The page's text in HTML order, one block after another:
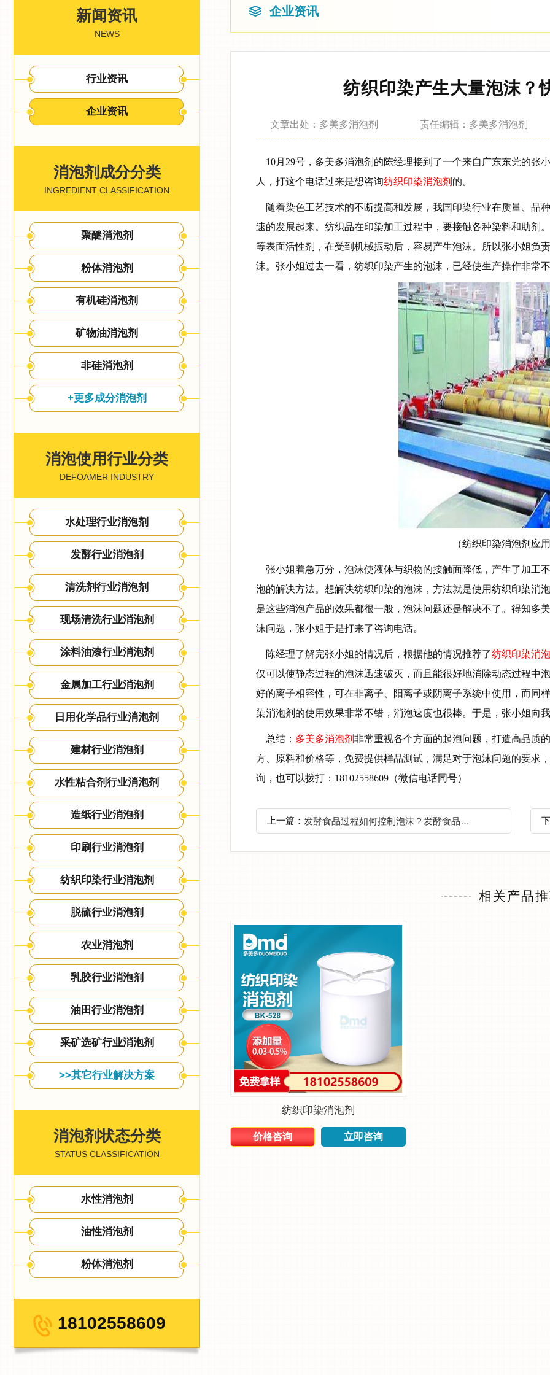
新闻资讯
NEWS
行业资讯
企业资讯
消泡剂成分分类
INGREDIENT CLASSIFICATION
聚醚消泡剂
粉体消泡剂
有机硅消泡剂
矿物油消泡剂
非硅消泡剂
+更多成分消泡剂
消泡使用行业分类
DEFOAMER INDUSTRY
水处理行业消泡剂
发酵行业消泡剂
清洗剂行业消泡剂
现场清洗行业消泡剂
涂料油漆行业消泡剂
金属加工行业消泡剂
日用化学品行业消泡剂
建材行业消泡剂
水性粘合剂行业消泡剂
造纸行业消泡剂
印刷行业消泡剂
纺织印染行业消泡剂
脱硫行业消泡剂
农业消泡剂
乳胶行业消泡剂
油田行业消泡剂
采矿选矿行业消泡剂
>>其它行业解决方案
消泡剂状态分类
STATUS CLASSIFICATION
水性消泡剂
油性消泡剂
粉体消泡剂
18102558609
企业资讯
纺织印染产生大量泡沫？
文章出处：多美多消泡剂 责任编辑：多美多
10月29号，多美多消泡剂的陈经理接到了一个来自广东东莞的张
人，打这个电话过来是想咨询纺织印染消泡剂 的。
随着染色工艺技术的不断提高和发展，我国印染行业在质量、品
速的发展起来。纺织品在印染加工过程中，要接触各种染料和助剂
等表面活性剂，在受到机械振动后，容易产生泡沫。所以张小姐负
沫。张小姐过去一看，纺织印染产生的泡沫，已经使生产操作非常
（纺织印染消泡剂应
张小姐着急万分，泡沫使液体与织物的接触面降低，产生了加工
泡的解决方法。想解决纺织印染的泡沫，方法就是使用纺织印染消
是这些消泡产品的效果都很一般，泡沫问题还是解决不了。得知多
沫问题，张小姐于是打来了咨询电话。
陈经理了解完张小姐的情况后，根据他的情况推荐了纺织印染消
仅可以使静态过程的泡沫迅速破灭，而且能很好地消除动态过程中
好的离子相容性，可在非离子、阳离子或阴离子系统中使用，而同
染消泡剂的使用效果非常不错，消泡速度也很棒。于是，张小姐向
总结： 多美多消泡剂 非常重视各个方面的起泡问题，打造高品质
方、原料和价格等，免费提供样品测试，满足对于泡沫问题的要求
询，也可以拨打：18102558609（微信电话同号）
上一篇： 发酵食品过程如何控制泡沫？发酵食品消泡剂来解决
相关产品
纺织印染消泡剂
价格咨询 立即咨询